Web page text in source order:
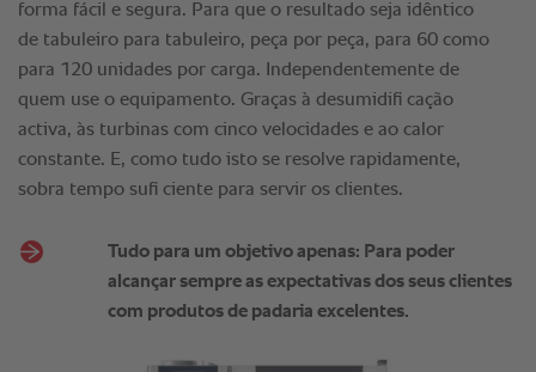
forma fácil e segura. Para que o resultado seja idêntico
de tabuleiro para tabuleiro, peça por peça, para 60 como
para 120 unidades por carga. Independentemente de
quem use o equipamento. Graças à desumidifi cação
activa, às turbinas com cinco velocidades e ao calor
constante. E, como tudo isto se resolve rapidamente,
sobra tempo sufi ciente para servir os clientes.
Tudo para um objetivo apenas: Para poder
alcançar sempre as expectativas dos seus clientes
com produtos de padaria excelentes.